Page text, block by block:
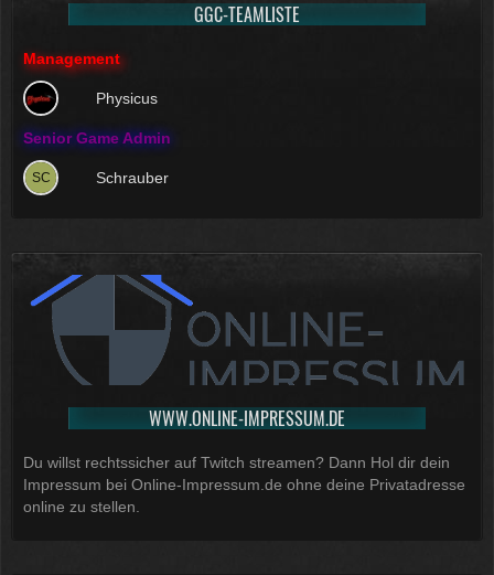
GGC-TEAMLISTE
Management
Physicus
Senior Game Admin
Schrauber
WWW.ONLINE-IMPRESSUM.DE
Du willst rechtssicher auf Twitch streamen? Dann Hol dir dein
Impressum bei Online-Impressum.de ohne deine Privatadresse
online zu stellen.